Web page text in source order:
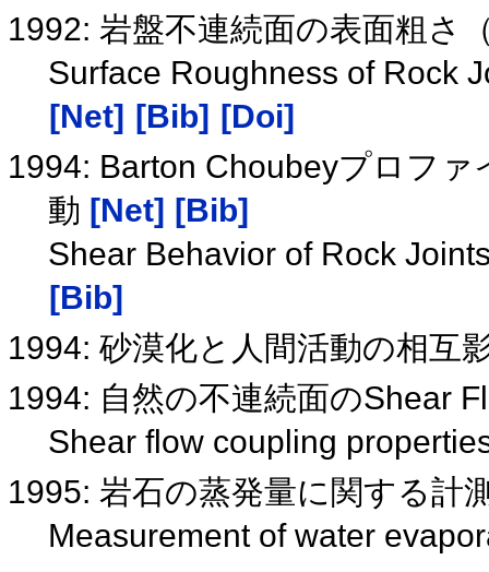
1992: 岩盤不連続面の表面粗さ
Surface Roughness of Rock
[Net] [Bib] [Doi]
1994: Barton Choubeyプロフ
動 [Net] [Bib]
Shear Behavior of Rock
[Bib]
1994: 砂漠化と人間活動の相互
1994: 自然の不連続面のShear
Shear flow coupling
1995: 岩石の蒸発量に関する計
Measurement of water